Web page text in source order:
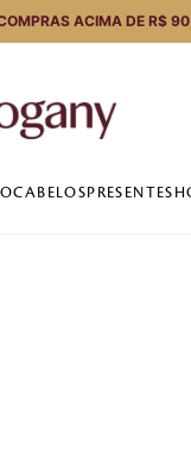
ACIMA DE R$
CABELOS PRESENTES